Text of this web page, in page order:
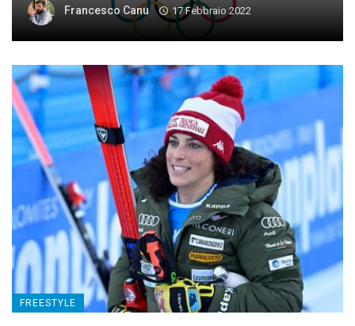
Francesco Canu 17 Febbraio 2022
FREESTYLE